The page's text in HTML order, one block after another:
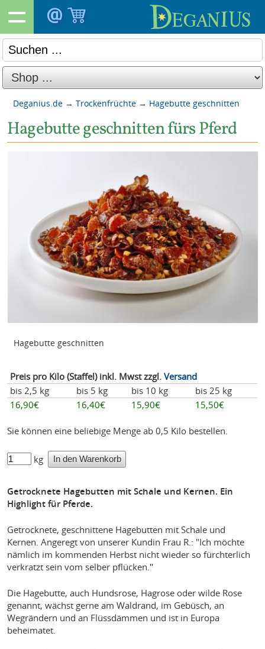
Deganius.de → Trockenfrüchte → Hagebutte geschnitten
Hagebutte geschnitten fürs Pferd
Hagebutte geschnitten
Preis pro Kilo (Staffel) inkl. Mwst zzgl. Versand
bis 2,5 kg
bis 5 kg bis 10 kg
bis 25 kg
16,90€
16,40€ 15,90€ 15,50€
Sie können eine beliebige Menge ab 0,5 Kilo bestellen.
kg
Getrocknete Hagebutten mit Schale und Kernen. Ein
Highlight für Pferde.
Getrocknete, geschnittene Hagebutten mit Schale und
Kernen. Angeregt von unserer Kundin Frau R.: "Ich möchte
nämlich im kommenden Herbst nicht wieder so fürchterlich
verkratzt sein vom selber pflücken."
Die Hagebutte, auch Hundsrose, Hagrose oder wilde Rose
genannt, wächst gerne am Waldrand, im Gebüsch, an
Wegrändern und an Flüssdämmen und ist in Europa
beheimatet.